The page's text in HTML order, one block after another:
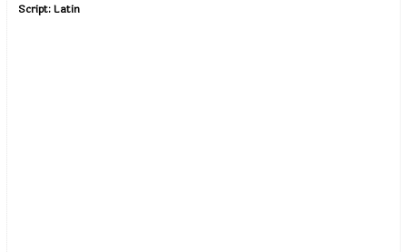
Script:Latin